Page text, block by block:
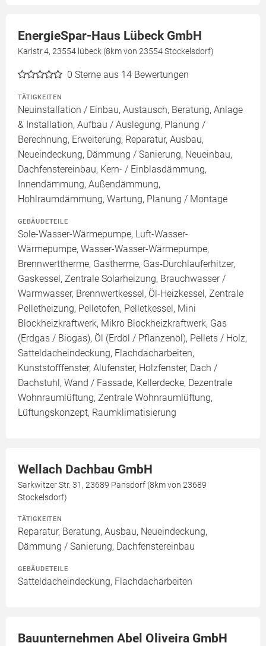
EnergieSpar-Haus Lübeck GmbH
Karlstr.4, 23554 lübeck (8km von 23554 Stockelsdorf)
0 Sterne aus 14 Bewertungen
TÄTIGKEITEN
Neuinstallation / Einbau, Austausch, Beratung, Anlage
& Installation, Aufbau / Auslegung, Planung /
Berechnung, Erweiterung, Reparatur, Ausbau,
Neueindeckung, Dämmung / Sanierung, Neueinbau,
Dachfenstereinbau, Kern- / Einblasdämmung,
Innendämmung, Außendämmung,
Hohlraumdämmung, Wartung, Planung / Montage
GEBÄUDETEILE
Sole-Wasser-Wärmepumpe, Luft-Wasser-
Wärmepumpe, Wasser-Wasser-Wärmepumpe,
Brennwerttherme, Gastherme, Gas-Durchlauferhitzer,
Gaskessel, Zentrale Solarheizung, Brauchwasser /
Warmwasser, Brennwertkessel, Öl-Heizkessel, Zentrale
Pelletheizung, Pelletofen, Pelletkessel, Mini
Blockheizkraftwerk, Mikro Blockheizkraftwerk, Gas
(Erdgas / Biogas), Öl (Erdöl / Pflanzenöl), Pellets / Holz,
Satteldacheindeckung, Flachdacharbeiten,
Kunststofffenster, Alufenster, Holzfenster, Dach /
Dachstuhl, Wand / Fassade, Kellerdecke, Dezentrale
Wohnraumlüftung, Zentrale Wohnraumlüftung,
Lüftungskonzept, Raumklimatisierung
Wellach Dachbau GmbH
Sarkwitzer Str. 31, 23689 Pansdorf (8km von 23689
Stockelsdorf)
TÄTIGKEITEN
Reparatur, Beratung, Ausbau, Neueindeckung,
Dämmung / Sanierung, Dachfenstereinbau
GEBÄUDETEILE
Satteldacheindeckung, Flachdacharbeiten
Bauunternehmen Abel Oliveira GmbH